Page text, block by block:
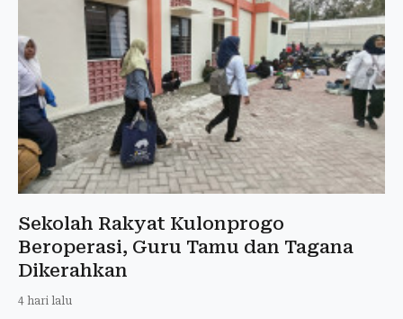
Sekolah Rakyat Kulonprogo
Beroperasi, Guru Tamu dan Tagana
Dikerahkan
4 hari lalu